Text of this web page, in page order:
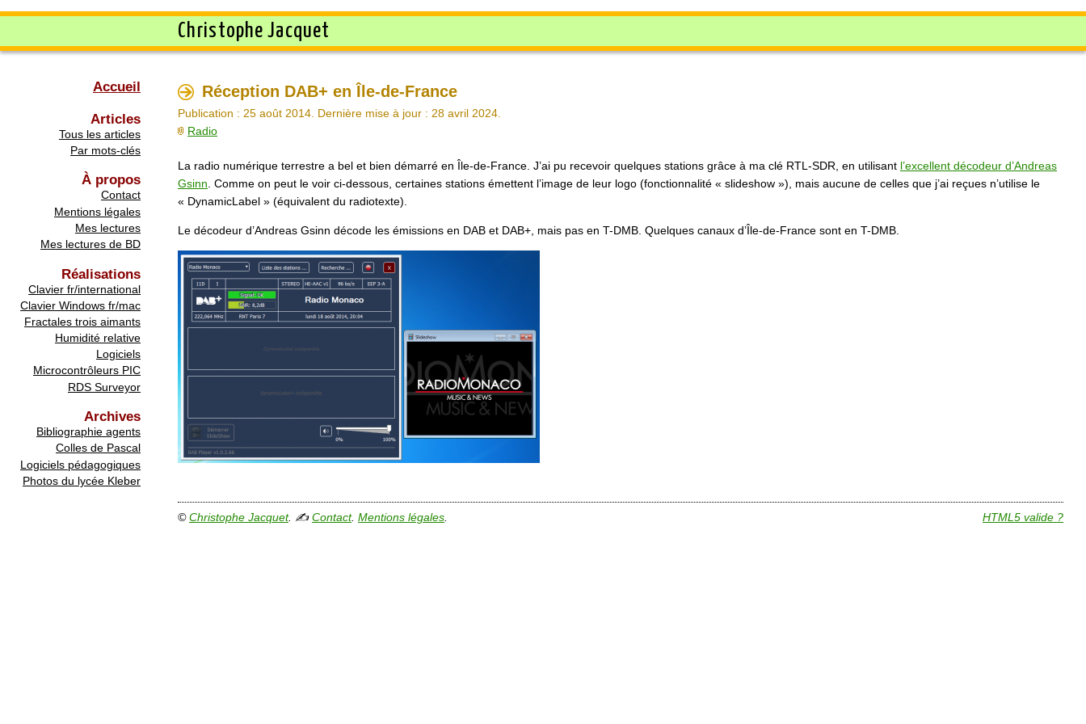
Christophe Jacquet
Accueil
Articles
Tous les articles
Par mots-clés
À propos
Contact
Mentions légales
Mes lectures
Mes lectures de BD
Réalisations
Clavier fr/international
Clavier Windows fr/mac
Fractales trois aimants
Humidité relative
Logiciels
Microcontrôleurs PIC
RDS Surveyor
Archives
Bibliographie agents
Colles de Pascal
Logiciels pédagogiques
Photos du lycée Kleber
Réception DAB+ en Île-de-France
Publication : 25 août 2014. Dernière mise à jour : 28 avril 2024.
Radio
La radio numérique terrestre a bel et bien démarré en Île-de-France. J’ai pu recevoir quelques stations grâce à ma clé RTL-SDR, en utilisant l’excellent décodeur d’Andreas
Gsinn . Comme on peut le voir ci-dessous, certaines stations émettent l’image de leur logo (fonctionnalité « slideshow »), mais aucune de celles que j’ai reçues n’utilise le
« DynamicLabel » (équivalent du radiotexte).
Le décodeur d’Andreas Gsinn décode les émissions en DAB et DAB+, mais pas en T-DMB. Quelques canaux d’Île-de-France sont en T-DMB.
HTML5 valide ?
©Christophe Jacquet. ✍Contact. Mentions légales